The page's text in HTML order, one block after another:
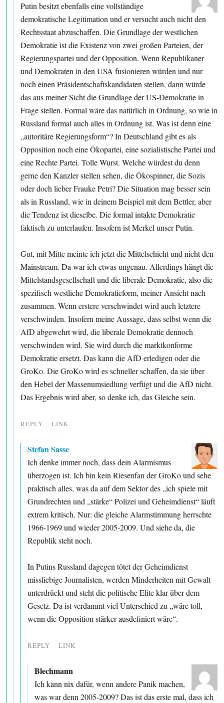
Putin besitzt ebenfalls eine vollständige
demokratische Legitimation und er versucht auch nicht den
Rechtsstaat abzuschaffen. Die Grundlage der westlichen
Demokratie ist die Existenz von zwei großen Parteien, der
Regierungspartei und der Opposition. Wenn Republikaner
und Demokraten in den USA fusionieren würden und nur
noch einen Präsidentschaftskandidaten stellen, dann würde
das aus meiner Sicht die Grundlage der US-Demokratie in
Frage stellen. Formal wäre das natürlich in Ordnung, so wie in
Russland formal auch alles in Ordnung ist. Was ist denn eine
„autoritäre Regierungsform“? In Deutschland gibt es als
Opposition noch eine Ökopartei, eine sozialistische Partei und
eine Rechte Partei. Tolle Wurst. Welche würdest du denn
gerne den Kanzler stellen sehen, die Ökospinner, die Sozis
oder doch lieber Frauke Petri? Die Situation mag besser sein
als in Russland, wie in deinem Beispiel mit dem Bettler, aber
die Tendenz ist dieselbe. Die formal intakte Demokratie
faktisch zu unterlaufen. Insofern ist Merkel unser Putin.
Gut, mit Mitte meinte ich jetzt die Mittelschicht und nicht den
Mainstream. Da war ich etwas ungenau. Allerdings hängt die
Mittelstandsgesellschaft und die liberale Demokratie, also die
spezifisch westliche Demokratieform, meiner Ansicht nach
zusammen. Wenn erstere verschwindet wird auch letztere
verschwinden. Insofern meine Aussage, dass selbst wenn die
AfD abgewehrt wird, die liberale Demokratie dennoch
verschwinden wird. Sie wird durch die marktkonforme
Demokratie ersetzt. Das kann die AfD erledigen oder die
GroKo. Die GroKo wird es schneller schaffen, da sie über
den Hebel der Massenumsiedlung verfügt und die AfD nicht.
Das Ergebnis wird aber, so denke ich, das Gleiche sein.
REPLY LINK
Stefan Sasse
Ich denke immer noch, dass dein Alarmismus
überzogen ist. Ich bin kein Riesenfan der GroKo und sehe
praktisch alles, was da auf dem Sektor des „ich spiele mit
Grundrechten und „stärke“ Polizei und Geheimdienst“ läuft
extrem kritisch. Nur: die gleiche Alarmstimmung herrschte
1966-1969 und wieder 2005-2009. Und siehe da, die
Republik steht noch.
In Putins Russland dagegen tötet der Geheimdienst
missliebige Journalisten, werden Minderheiten mit Gewalt
unterdrückt und steht die politische Elite klar über dem
Gesetz. Da ist verdammt viel Unterschied zu „wäre toll,
wenn die Opposition stärker ausdefiniert wäre“.
REPLY LINK
Blechmann
Ich kann nix dafür, wenn andere Panik machen,
was war denn 2005-2009? Das ist das erste mal, dass ich